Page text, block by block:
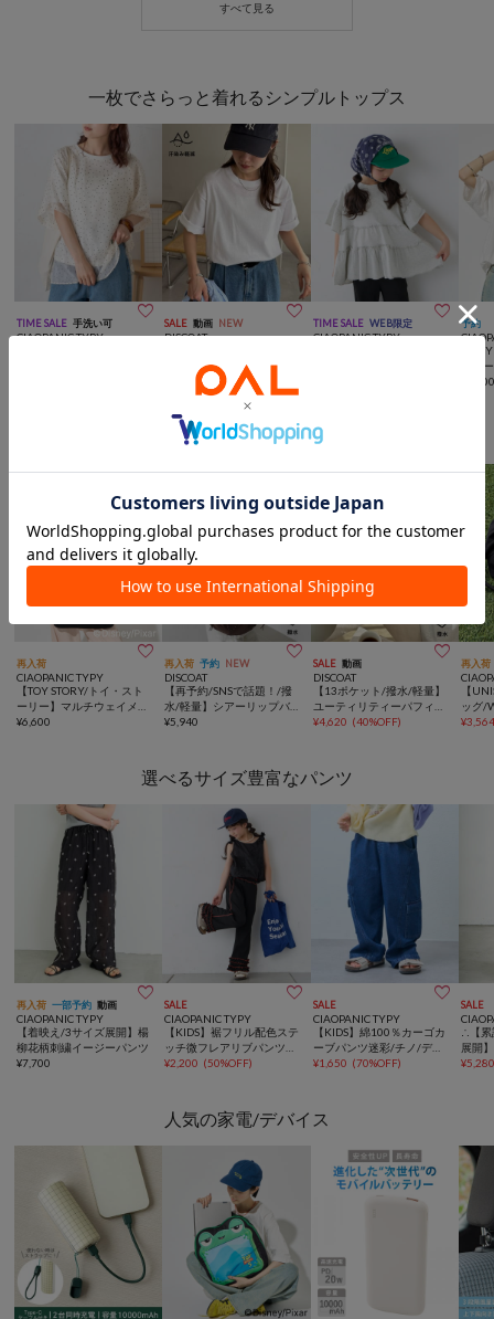
一枚でさらっと着れるシンプルトップス
TIME SALE 手洗い可 
CIAOPANIC TYPY
SALE 動画 NEW 
DISCOAT
ティリティTシャツ《ユニ
セックス》
2,970 40%OFF)
TIME SALE WEB限定 
CIAOPANIC TYPY
予約
【
ーリ
ォト
機能性に優れたバッグ
再入荷 
CIAOPANIC TYPY
【TOY STORY/トイ・スト
ーリー】マルチウェイメッ
シュBIGバッグ
¥6,600
再入荷 予約 NEW 
DISCOAT
【再予約/SNSで話題！/撥
水/軽量】シアーリップバッ
クパック
¥5,940
SALE 動画 
DISCOAT
【13ポケット/撥水/軽量】
ユーティリティーパフィー
バックパック
¥4,620 (40%OFF)
再入荷
【
ッグ/
キー
¥
選べるサイズ豊富なパンツ
再入荷 一部予約 動画 
CIAOPANIC TYPY
【着映え/3サイズ展開】楊
柳花柄刺繍イージーパンツ
¥7,700
SALE 
CIAOPANIC TYPY
【KIDS】裾フリル配色ステ
ッチ微フレアリブパンツ
《ジュニアサイズあり》
¥2,200 (50%OFF)
SALE 
CIAOPANIC TYPY
【KIDS】綿100％カーゴカ
ーブパンツ迷彩/チノ/デニ
ム(ジュニアサイズあり)
¥1,650 (70%OFF)
SALE
∴【
展開
かワ
¥
人気の家電/デバイス